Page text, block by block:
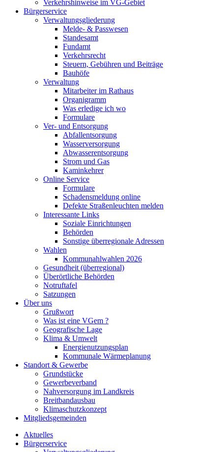
Verkehrshinweise im VG-Gebiet
Bürgerservice
Verwaltungsgliederung
Melde- & Passwesen
Standesamt
Fundamt
Verkehrsrecht
Steuern, Gebühren und Beiträge
Bauhöfe
Verwaltung
Mitarbeiter im Rathaus
Organigramm
Was erledige ich wo
Formulare
Ver- und Entsorgung
Abfallentsorgung
Wasserversorgung
Abwasserentsorgung
Strom und Gas
Kaminkehrer
Online Service
Formulare
Schadensmeldung online
Defekte Straßenleuchten melden
Interessante Links
Soziale Einrichtungen
Behörden
Sonstige überregionale Adressen
Wahlen
Kommunahlwahlen 2026
Gesundheit (überregional)
Überörtliche Behörden
Notruftafel
Satzungen
Über uns
Grußwort
Was ist eine VGem ?
Geografische Lage
Klima & Umwelt
Energienutzungsplan
Kommunale Wärmeplanung
Standort & Gewerbe
Grundstücke
Gewerbeverband
Nahversorgung im Landkreis
Breitbandausbau
Klimaschutzkonzept
Mitgliedsgemeinden
Aktuelles
Bürgerservice